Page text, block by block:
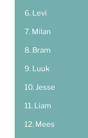
Levi
Milan
Bram
Luuk
Jesse
Liam
Mees